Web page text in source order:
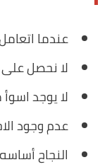
عندما
لا نحصل على
لا يوجد
عدم وجود
النجاح